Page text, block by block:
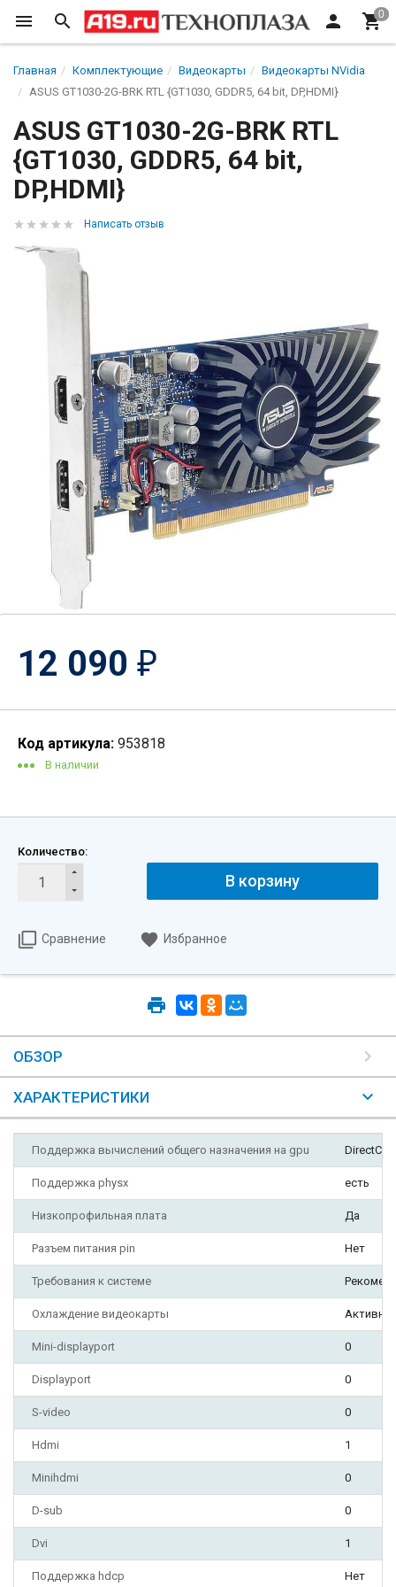
Главная Комплектующие Видеокарты
Видеокарты NVidia
ASUS GT1030-2G-BRK RTL {GT1030, GDDR5, 64 bit, DP,HDMI}
ASUS GT1030-2G-BRK RTL
{GT1030, GDDR5, 64 bit,
DP,HDMI}
Написать отзыв
12 090 ₽
Код артикула: 953818
В наличии
Количество:
В корзину
Сравнение Избранное
ОБЗОР
ХАРАКТЕРИСТИКИ
Поддержка вычислений общего назначения на gpu
Поддержка physx есть
Низкопрофильная плата Да
Разъем питания pin Нет
Требования к системе
Охлаждение видеокарты
Mini-displayport 0
Displayport 0
S-video 0
Hdmi 1
Minihdmi 0
D-sub 0
Dvi 1
Поддержка hdcp Нет